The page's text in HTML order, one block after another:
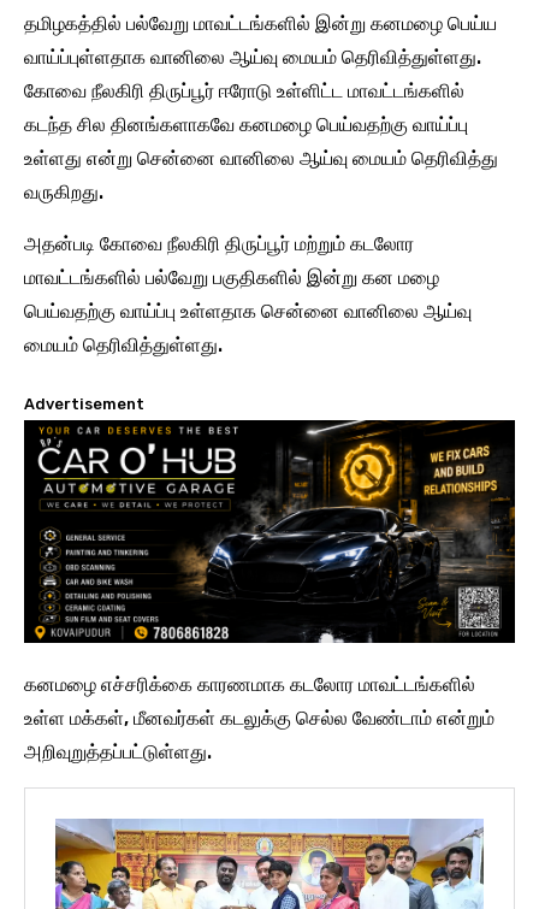
தமிழகத்தில் பல்வேறு மாவட்டங்களில் இன்று கனமழை பெய்ய
வாய்ப்புள்ளதாக வானிலை ஆய்வு மையம் தெரிவித்துள்ளது.
கோவை நீலகிரி திருப்பூர் ஈரோடு உள்ளிட்ட மாவட்டங்களில்
கடந்த சில தினங்களாகவே கனமழை பெய்வதற்கு வாய்ப்பு
உள்ளது என்று சென்னை வானிலை ஆய்வு மையம் தெரிவித்து
வருகிறது.
அதன்படி கோவை நீலகிரி திருப்பூர் மற்றும் கடலோர
மாவட்டங்களில் பல்வேறு பகுதிகளில் இன்று கன மழை
பெய்வதற்கு வாய்ப்பு உள்ளதாக சென்னை வானிலை ஆய்வு
மையம் தெரிவித்துள்ளது.
Advertisement
கனமழை எச்சரிக்கை காரணமாக கடலோர மாவட்டங்களில்
உள்ள மக்கள், மீனவர்கள் கடலுக்கு செல்ல வேண்டாம் என்றும்
அறிவுறுத்தப்பட்டுள்ளது.